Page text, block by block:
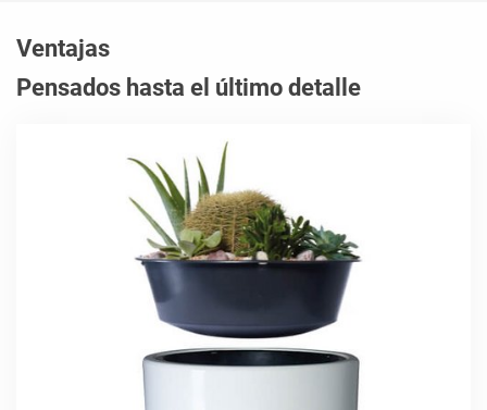
Ventajas
Pensados hasta el último detalle